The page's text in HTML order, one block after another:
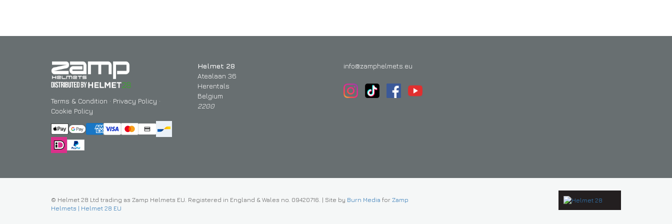
Terms & Condition · Privacy Policy ·
Cookie Policy
Helmet 28
Atealaan 36
Herentals
Belgium
2200
info@zamphelmets.eu
© Helmet 28 Ltd trading as Zamp Helmets EU. Registered in England & Wales no. 09420716. | Site by Burn Media for Zamp
Helmets | Helmet 28 EU